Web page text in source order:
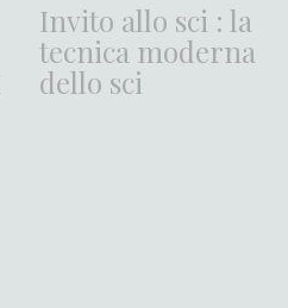
Invito allo sci : la
tecnica moderna
dello sci